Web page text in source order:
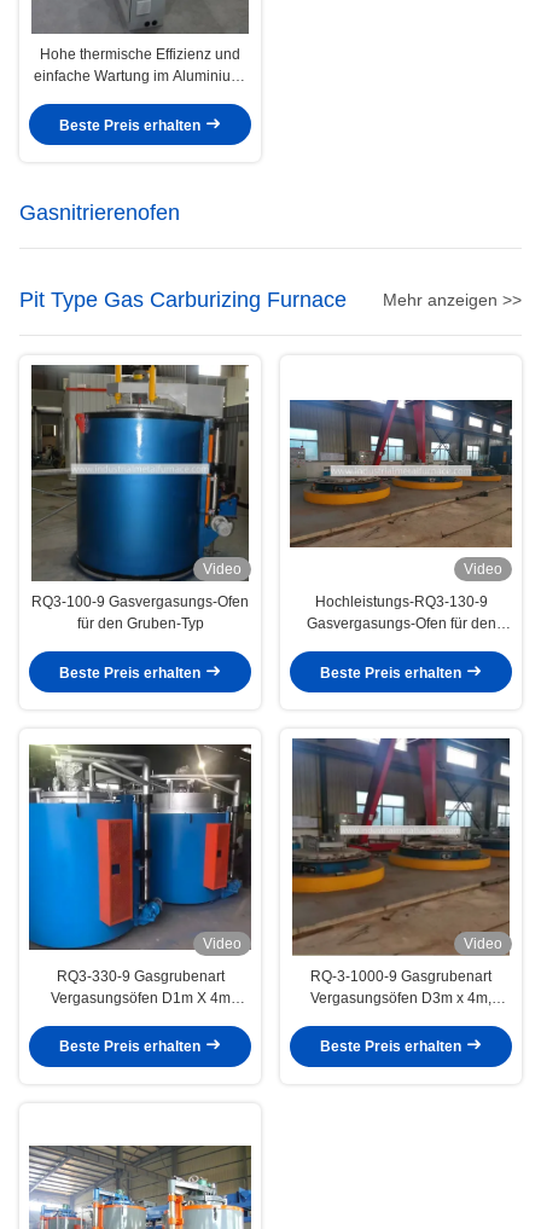
Hohe thermische Effizienz und
einfache Wartung im Aluminium-
Beste Preis erhalten
Gasnitrierenofen
Pit Type Gas Carburizing Furnace Mehr anzeigen >>
Video
RQ3-100-9 Gasvergasungs-Ofen
für den Gruben-Typ
Beste Preis erhalten
Video
Hochleistungs-RQ3-130-9
Gasvergasungs-Ofen für den
Beste Preis erhalten
Video
RQ3-330-9 Gasgrubenart
Vergasungsöfen D1m X 4m
Beste Preis erhalten
Video
RQ-3-1000-9 Gasgrubenart
Vergasungsöfen D3m x 4m,
Beste Preis erhalten